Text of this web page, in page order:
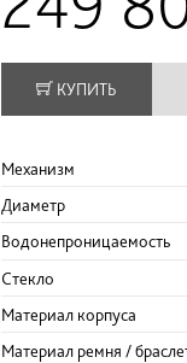
КУПИТЬ
Механизм
Диаметр
Водонепроницаемость
Стекло
Материал корпуса
Материал ремня /